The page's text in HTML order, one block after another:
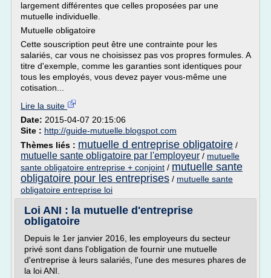
largement différentes que celles proposées par une
mutuelle individuelle.
Mutuelle obligatoire
Cette souscription peut être une contrainte pour les
salariés, car vous ne choisissez pas vos propres formules. A
titre d'exemple, comme les garanties sont identiques pour
tous les employés, vous devez payer vous-même une
cotisation...
Lire la suite
Date: 2015-04-07 20:15:06
Site : http://guide-mutuelle.blogspot.com
Thèmes liés : mutuelle d entreprise obligatoire /
mutuelle sante obligatoire par l'employeur / mutuelle
sante obligatoire entreprise + conjoint / mutuelle sante
obligatoire pour les entreprises / mutuelle sante
obligatoire entreprise loi
Loi ANI : la mutuelle d'entreprise
obligatoire
Depuis le 1er janvier 2016, les employeurs du secteur
privé sont dans l'obligation de fournir une mutuelle
d'entreprise à leurs salariés, l'une des mesures phares de
la loi ANI.